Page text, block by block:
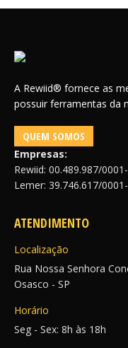
A Rewiid® fornece as
possuir ferramentas da
QUEM SOMOS
Empresas:
Rewiid: 00.489.987/
Lemer: 39.746.617/
ATENDIMENTO
Localização
Rua Nossa Senhora
Osasco - SP
Horário
Seg - Sex: 8h às 18h